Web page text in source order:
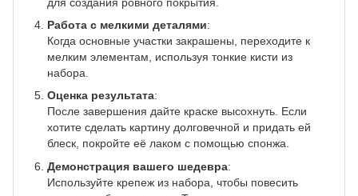
Работа с мелкими деталями:
Когда основные участки закрашены, переходите к
мелким элементам, используя тонкие кисти из
набора.
Оценка результата:
После завершения дайте краске высохнуть. Если
хотите сделать картину долговечной и придать ей
блеск, покройте её лаком с помощью спонжа.
Демонстрация вашего шедевра:
Используйте крепеж из набора, чтобы повесить